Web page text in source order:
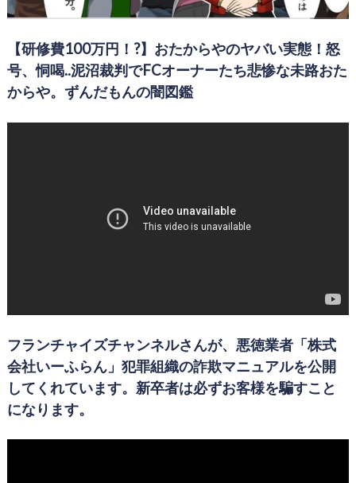
【研修費100万円！?】おたからやのヤバい実態！怒
号、恫喝..泥沼裁判でFCオーナーたち悲惨な未路おた
からや。ずんだもんの闇図鑑
フランチャイズチャンネルさんが、悪徳業者「株式
会社いーふらん」犯罪組織の詐欺マニュアルを公開
してくれています。新卒者は必ずお客様を騙すこと
になります。